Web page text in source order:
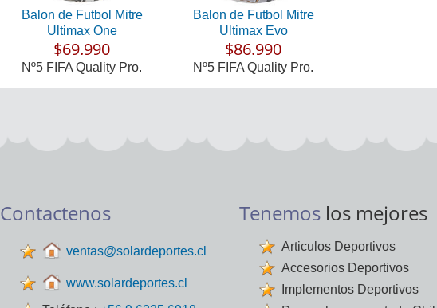
Balon de Futbol Mitre
Ultimax One
$69.990
Nº5 FIFA Quality Pro.
Balon de Futbol Mitre
Ultimax Evo
$86.990
Nº5 FIFA Quality Pro.
Contactenos
ventas@solardeportes.cl
www.solardeportes.cl
Tenemos los mejores
Articulos Deportivos
Accesorios Deportivos
Implementos Deportivos